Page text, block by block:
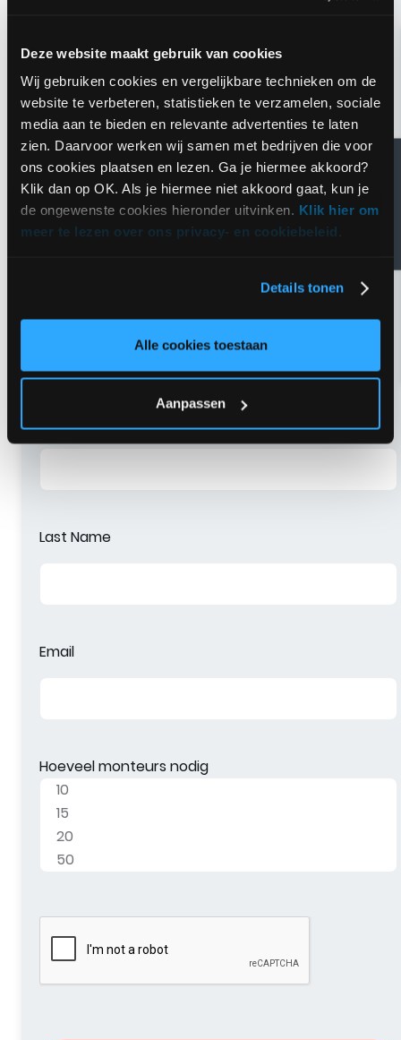
Deze website maakt gebruik van cookies
Wij gebruiken cookies en vergelijkbare technieken om de
website te verbeteren, statistieken te verzamelen, sociale
media aan te bieden en relevante advertenties te laten
zien. Daarvoor werken wij samen met bedrijven die voor
ons cookies plaatsen en lezen. Ga je hiermee akkoord?
Klik dan op OK. Als je hiermee niet akkoord gaat, kun je
de ongewenste cookies hieronder uitvinken. Klik hier om
meer te lezen over ons privacy- en cookiebeleid.
Details tonen
Alle cookies toestaan
Aanpassen
Mail mij op:
sales@guidion.net
Bellen is sneller: 020-8081944
13.931 Google reviews
Hoeveel specialisten heb je
nodig?
Wij nemen spoedig contact met je op.
First Name
Last Name
Email
Hoeveel monteurs nodig
Feedback